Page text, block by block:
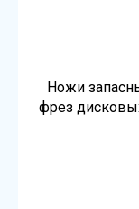
Ножи
фрез